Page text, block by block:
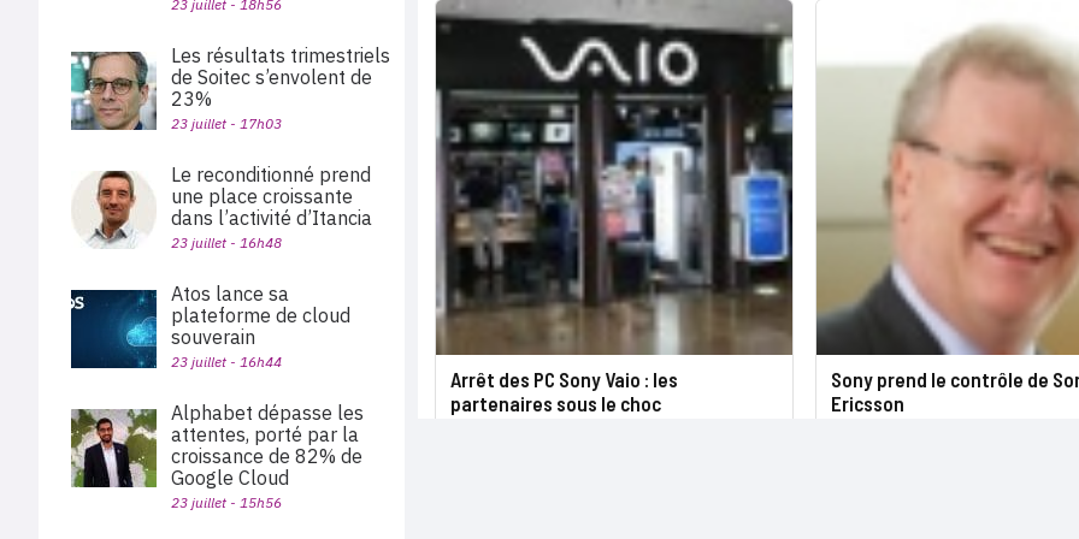
Arrêt des PC Sony Vaio : les
partenaires sous le choc
Sony prend le contrôle de
Ericsson
23 juillet - 18h56
Les résultats trimestriels
de Soitec s’envolent de
23%
23 juillet - 17h03
Le reconditionné prend
une place croissante
dans l’activité d’Itancia
23 juillet - 16h48
Atos lance sa
plateforme de cloud
souverain
23 juillet - 16h44
Alphabet dépasse les
attentes, porté par la
croissance de 82% de
Google Cloud
23 juillet - 15h56